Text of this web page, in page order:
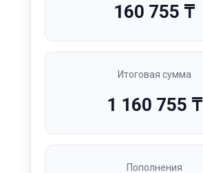
160 755 ₸
Итоговая сумма
1 160 755 ₸
Пополнения